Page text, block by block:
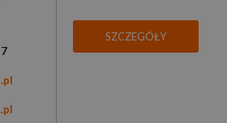
SZCZEGÓŁY